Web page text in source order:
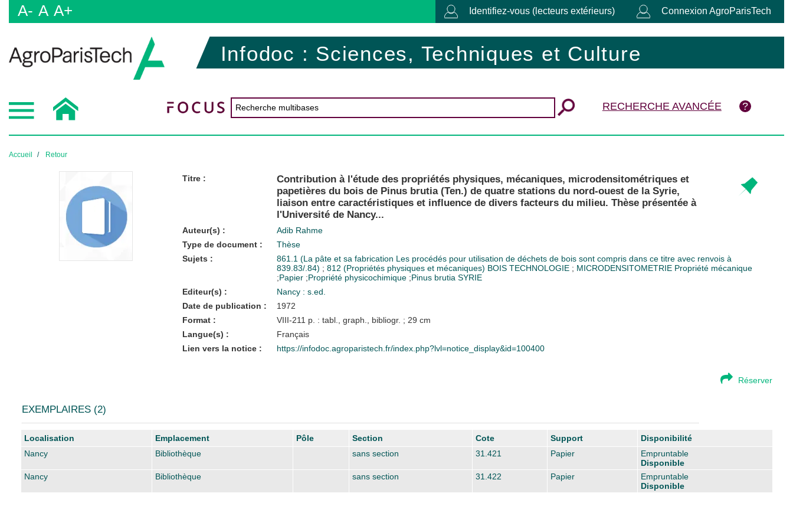
A- A A+ Identifiez-vous (lecteurs extérieurs) Connexion AgroParisTech
Infodoc : Sciences, Techniques et Culture
RECHERCHE AVANCÉE
Accueil Retour
Titre :
Contribution à l'étude des propriétés physiques, mécaniques, microdensitométriques et
papetières du bois de Pinus brutia (Ten.) de quatre stations du nord-ouest de la Syrie,
liaison entre caractéristiques et influence de divers facteurs du milieu. Thèse présentée à
l'Université de Nancy...
Auteur(s) :
Adib Rahme
Type de document :
Thèse
Sujets :
861.1 (La pâte et sa fabrication Les procédés pour utilisation de déchets de bois sont compris dans ce titre avec renvois à
839.83/.84) ; 812 (Propriétés physiques et mécaniques) BOIS TECHNOLOGIE ; MICRODENSITOMETRIE Propriété mécanique
;Papier ;Propriété physicochimique ;Pinus brutia SYRIE
Editeur(s) :
Nancy : s.ed.
Date de publication :
1972
Format :
VIII-211 p. : tabl., graph., bibliogr. ; 29 cm
Langue(s) :
Français
Lien vers la notice :
https://infodoc.agroparistech.fr/index.php?lvl=notice_display&id=100400
Réserver
EXEMPLAIRES (2)
Liste des exemplaires
Localisation Emplacement Pôle Section Cote Support
Disponibilité
Nancy
Bibliothèque sans section 31.421 Papier
Empruntable
Disponible
Nancy
Bibliothèque sans section 31.422 Papier
Empruntable
Disponible